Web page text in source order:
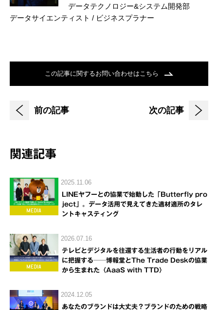
データテクノロジー&システム開発部
データサイエンティスト / ビジネスプラナー
この記事に関するお問い合わせはこちら
前の記事 次の記事
関連記事
2025.11.06
LINEヤフーとの協業で始動した「Butterfly pro
ject」。データ活用で見えてきた適材適所のタレ
ントキャスティング
2026.07.16
テレビとデジタルを往還する生活者の行動をリアル
に把握する──博報堂とThe Trade Deskの協業
から生まれた〈AaaS with TTD〉
2024.12.05
あなたのブランドは大丈夫？ブランドのための戦略